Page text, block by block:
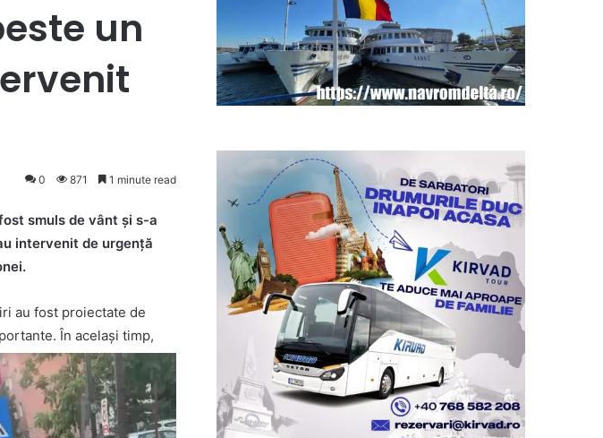
un
0 871 1 minute read
smuls de vânt și s-a
intervenit de urgență
au fost proiectate de
În același timp,